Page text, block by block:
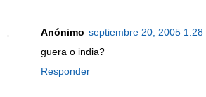
Anónimo septiembre 20, 2005 1:28
guera o india?
Responder